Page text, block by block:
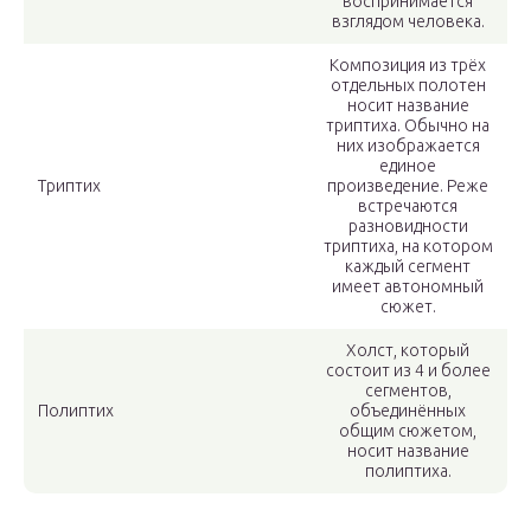
взглядом человека.
Триптих
Композиция из трёх
отдельных полотен
носит название
триптиха. Обычно на
них изображается
единое
произведение. Реже
встречаются
разновидности
триптиха, на котором
каждый сегмент
имеет автономный
сюжет.
Полиптих
Холст, который
состоит из 4 и более
сегментов,
объединённых
общим сюжетом,
носит название
полиптиха.